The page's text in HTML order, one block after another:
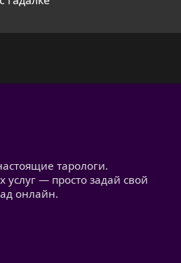
тарологи.
услуг — просто задай свой
онлайн.